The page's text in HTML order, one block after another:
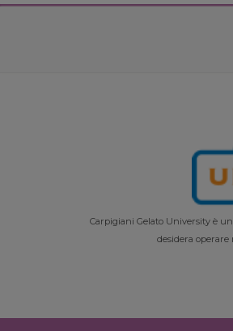
Carpigiani Gelato University è
desidera operare